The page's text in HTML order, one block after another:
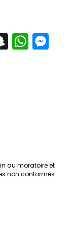
S W
au moratoire et
non conformes